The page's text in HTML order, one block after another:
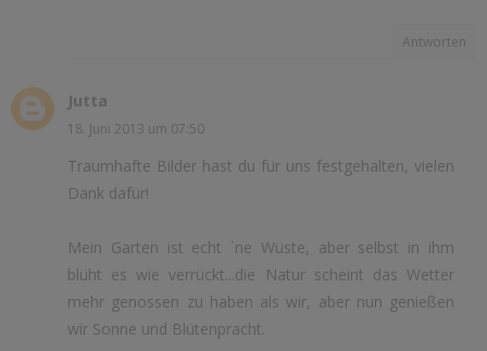
Antworten
Jutta
18. Juni 2013 um 07:50
Traumhafte Bilder hast du für uns festgehalten, vielen
Dank dafür!
Mein Garten ist echt `ne Wüste, aber selbst in ihm
blüht es wie verrückt...die Natur scheint das Wetter
mehr genossen zu haben als wir, aber nun genießen
wir Sonne und Blütenpracht.